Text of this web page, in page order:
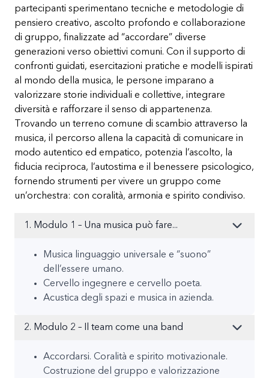
partecipanti sperimentano tecniche e metodologie di
pensiero creativo, ascolto profondo e collaborazione
di gruppo, finalizzate ad “accordare” diverse
generazioni verso obiettivi comuni. Con il supporto di
confronti guidati, esercitazioni pratiche e modelli ispirati
al mondo della musica, le persone imparano a
valorizzare storie individuali e collettive, integrare
diversità e rafforzare il senso di appartenenza.
Trovando un terreno comune di scambio attraverso la
musica, il percorso allena la capacità di comunicare in
modo autentico ed empatico, potenzia l’ascolto, la
fiducia reciproca, l’autostima e il benessere psicologico,
fornendo strumenti per vivere un gruppo come
un’orchestra: con coralità, armonia e spirito condiviso.
1. Modulo 1 – Una musica può fare...
Musica linguaggio universale e “suono”
dell’essere umano.
Cervello ingegnere e cervello poeta.
Acustica degli spazi e musica in azienda.
2. Modulo 2 – Il team come una band
Accordarsi. Coralità e spirito motivazionale.
Costruzione del gruppo e valorizzazione